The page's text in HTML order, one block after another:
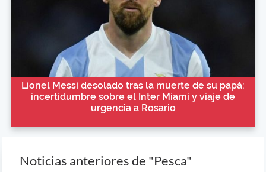
Lionel Messi desolado tras la muerte de su papá:
incertidumbre sobre el Inter Miami y viaje de
urgencia a Rosario
Noticias anteriores de "Pesca"